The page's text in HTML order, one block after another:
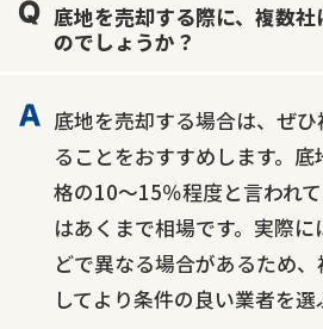
底地を売却する際に、複数
のでしょうか？
底地を売却する場合は、ぜ
ることをおすすめします。
格の10～15％程度と言われ
はあくまで相場です。実際
どで異なる場合があるため
してより条件の良い業者を選